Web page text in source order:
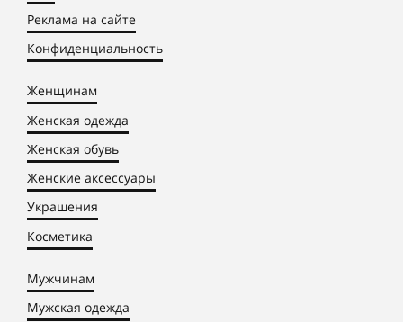
Реклама на сайте
Конфиденциальность
Женщинам
Женская одежда
Женская обувь
Женские аксессуары
Украшения
Косметика
Мужчинам
Мужская одежда